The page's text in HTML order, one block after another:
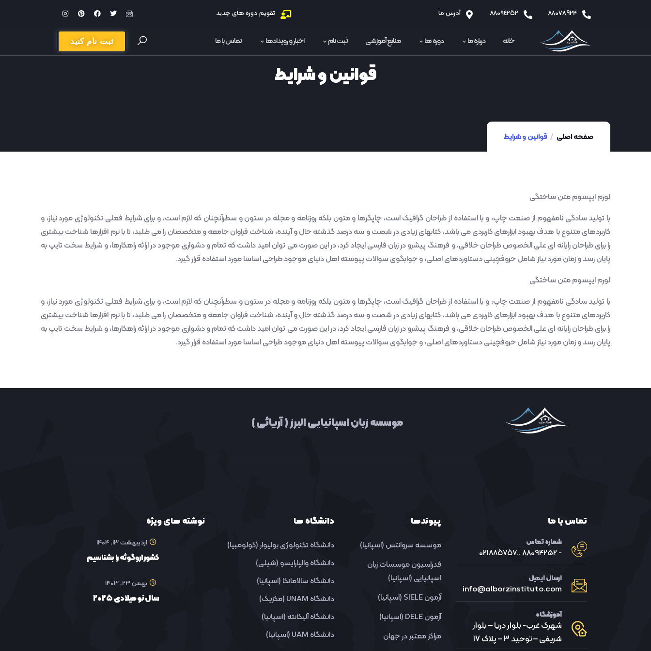
٨٨078924 ٨٨0٩٤٢٥٢ آدرس ما تقویم دوره های جدید
خانه درباره ما دوره ها منابع آموزشی ثبت نام اخبار و رویدادها تماس با ما ثبت نام کنید
قوانین و شرایط
صفحه اصلی قوانین و شرایط
لورم ایپسوم متن ساختگی
با تولید سادگی نامفهوم از صنعت چاپ، و با استفاده از طراحان گرافیک است، چاپگرها و متون بلکه روزنامه و مجله در ستون و سطرآنچنان که لازم است، و برای شرایط فعلی تکنولوژی مورد نیاز، و
کاربردهای متنوع با هدف بهبود ابزارهای کاربردی می باشد، کتابهای زیادی در شصت و سه درصد گذشته حال و آینده، شناخت فراوان جامعه و متخصصان را می طلبد، تا با نرم افزارها شناخت بیشتری
را برای طراحان رایانه ای علی الخصوص طراحان خلاقی، و فرهنگ پیشرو در زبان فارسی ایجاد کرد، در این صورت می توان امید داشت که تمام و دشواری موجود در ارائه راهکارها، و شرایط سخت تایپ به
پایان رسد و زمان مورد نیاز شامل حروفچینی دستاوردهای اصلی، و جوابگوی سوالات پیوسته اهل دنیای موجود طراحی اساسا مورد استفاده قرار گیرد.
لورم ایپسوم متن ساختگی
با تولید سادگی نامفهوم از صنعت چاپ، و با استفاده از طراحان گرافیک است، چاپگرها و متون بلکه روزنامه و مجله در ستون و سطرآنچنان که لازم است، و برای شرایط فعلی تکنولوژی مورد نیاز، و
کاربردهای متنوع با هدف بهبود ابزارهای کاربردی می باشد، کتابهای زیادی در شصت و سه درصد گذشته حال و آینده، شناخت فراوان جامعه و متخصصان را می طلبد، تا با نرم افزارها شناخت بیشتری
را برای طراحان رایانه ای علی الخصوص طراحان خلاقی، و فرهنگ پیشرو در زبان فارسی ایجاد کرد، در این صورت می توان امید داشت که تمام و دشواری موجود در ارائه راهکارها، و شرایط سخت تایپ به
پایان رسد و زمان مورد نیاز شامل حروفچینی دستاوردهای اصلی، و جوابگوی سوالات پیوسته اهل دنیای موجود طراحی اساسا مورد استفاده قرار گیرد.
موسسه زبان اسپانیایی البرز ( آریائی )
تماس با ما
شماره تماس
- 88094252 021٨٨٥٧٥٧٠٠
ارسال ایمیل
info@alborzinstituto.com
آموزشگاه
شهرک غرب- بلوار دریا – بلوار
شریفی – توحید 3 – پلاک 17
پیوندها
موسسه سروانتس (اسپانیا)
فدراسیون موسسات زبان
اسپانیایی (اسپانیا)
آزمون SIELE (اسپانیا)
آزمون DELE (اسپانیا)
مراکز معتبر در جهان
دانشگاه ها
دانشگاه تکنولوژی بولیوار (کولومبیا)
دانشگاه والپارایسو (شیلی)
دانشگاه سالامانکا (اسپانیا)
دانشگاه UNAM (مکزیک)
دانشگاه آلیکانته (اسپانیا)
دانشگاه UAM (اسپانیا)
نوشته های ویژه
اردیبهشت 13, 1404
کشور اروگوئه را بشناسیم
بهمن 23, 1403
سال نو میلادی 2025